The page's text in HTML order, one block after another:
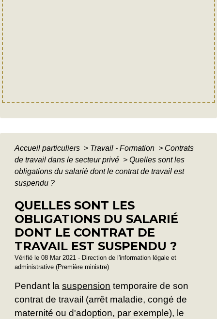
Accueil particuliers > Travail - Formation > Contrats
de travail dans le secteur privé > Quelles sont les
obligations du salarié dont le contrat de travail est
suspendu ?
QUELLES SONT LES
OBLIGATIONS DU SALARIÉ
DONT LE CONTRAT DE
TRAVAIL EST SUSPENDU ?
Vérifié le 08 Mar 2021 - Direction de l'information légale et
administrative (Première ministre)
Pendant la suspension temporaire de son
contrat de travail (arrêt maladie, congé de
maternité ou d'adoption, par exemple), le